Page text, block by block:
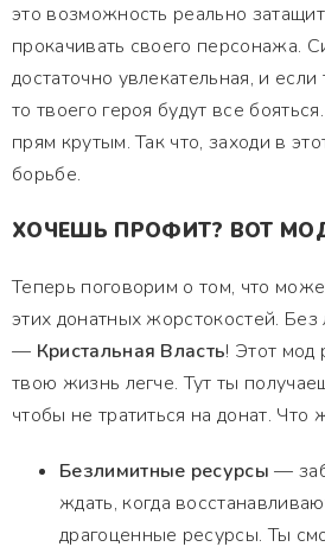
это возможность реально
прокачивать своего персонажа.
достаточно увлекательная, и
то твоего героя будут все
прям крутым. Так что, заходи в
борьбе.
ХОЧЕШЬ ПРОФИТ? ВОТ
Теперь поговорим о том, что
этих донатных жорстокостей.
— Кристальная Власть! Этот мод
твою жизнь легче. Тут ты
чтобы не тратиться на донат. Что
Безлимитные ресурсы —
ждать, когда
драгоценные ресурсы. Ты